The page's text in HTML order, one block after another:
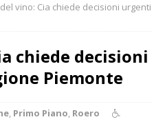
vino: Cia chiede decisioni urgenti
chiede decisioni
Piemonte
, Primo Piano, Roero